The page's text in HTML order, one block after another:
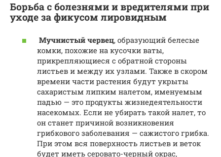
Борьба с болезнями и вредителями при
уходе за фикусом лировидным
Мучнистый червец, образующий белесые
комки, похожие на кусочки ваты,
прикрепляющиеся с обратной стороны
листьев и между их узлами. Также в скором
времени части растения будут укрыты
сахаристым липким налетом, именуемым
падью — это продукты жизнедеятельности
насекомых. Если не убирать такой налет, то
он станет причиной возникновения
грибкового заболевания — сажистого грибка.
При этом вся поверхность листьев и веток
будет иметь серовато-черный окрас,